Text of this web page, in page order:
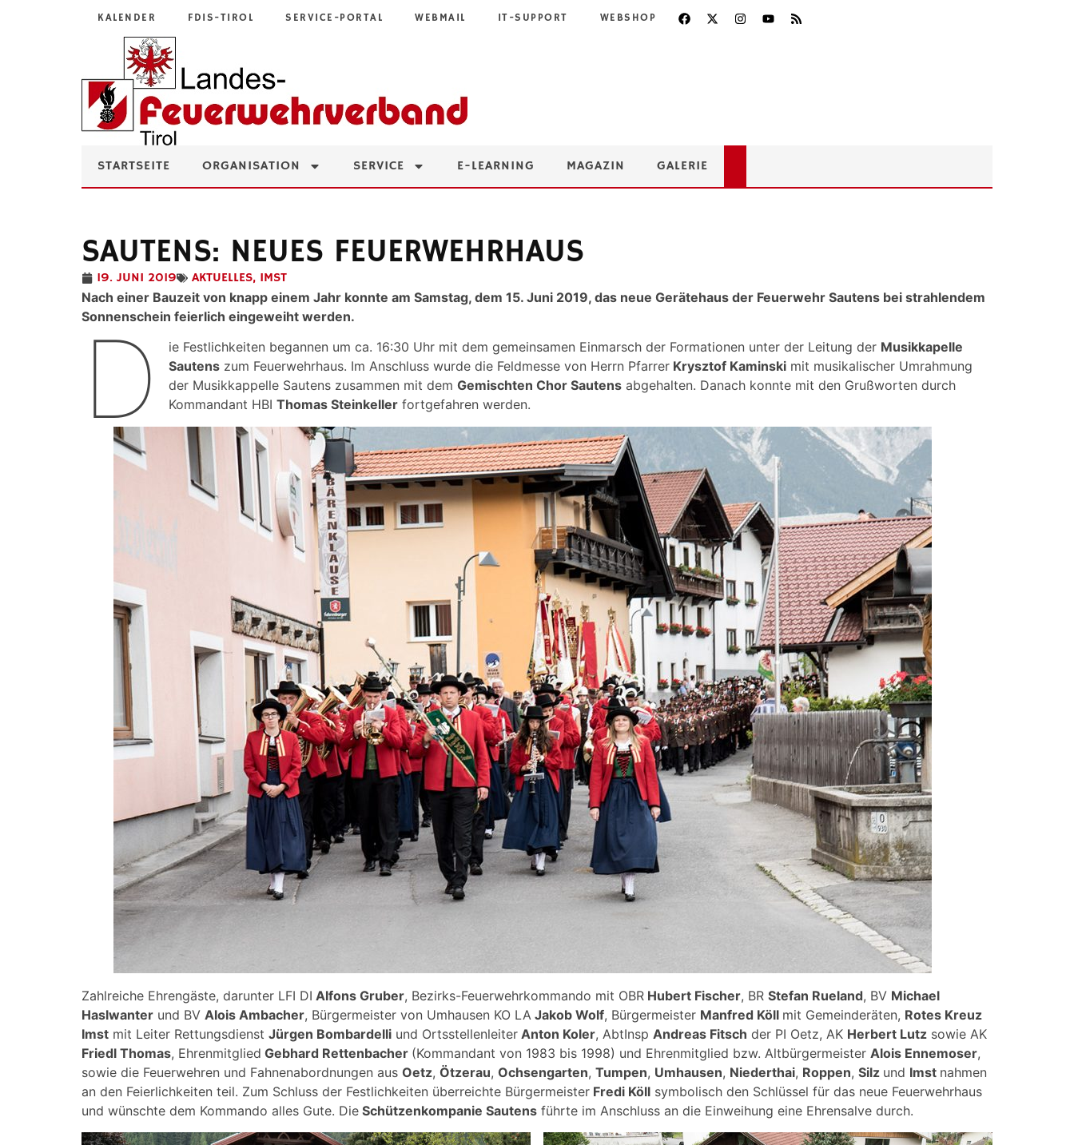
KALENDER FDIS-TIROL SERVICE-PORTAL WEBMAIL IT-SUPPORT WEBSHOP
STARTSEITE ORGANISATION SERVICE E-LEARNING MAGAZIN GALERIE
SAUTENS: NEUES FEUERWEHRHAUS
19. JUNI 2019 AKTUELLES, IMST
Nach einer Bauzeit von knapp einem Jahr konnte am Samstag, dem 15. Juni 2019, das neue Gerätehaus der Feuerwehr Sautens bei strahlendem
Sonnenschein feierlich eingeweiht werden.
D ie Festlichkeiten begannen um ca. 16:30 Uhr mit dem gemeinsamen Einmarsch der Formationen unter der Leitung der Musikkapelle
Sautens zum Feuerwehrhaus. Im Anschluss wurde die Feldmesse von Herrn Pfarrer Krysztof Kaminski mit musikalischer Umrahmung
der Musikkappelle Sautens zusammen mit demGemischten Chor Sautens abgehalten. Danach konnte mit den Grußworten durch
Kommandant HBIThomas Steinkeller fortgefahren werden.
Zahlreiche Ehrengäste, darunter LFI DI Alfons Gruber, Bezirks-Feuerwehrkommando mit OBR Hubert Fischer, BR Stefan Rueland, BV Michael
Haslwanter und BV Alois Ambacher, Bürgermeister von Umhausen KO LA Jakob Wolf, Bürgermeister Manfred Köll mit Gemeinderäten, Rotes Kreuz
Imst mit Leiter Rettungsdienst Jürgen Bombardelli und Ortsstellenleiter Anton Koler, AbtInsp Andreas Fitsch der PI Oetz, AK Herbert Lutz sowie AK
Friedl Thomas, Ehrenmitglied Gebhard Rettenbacher (Kommandant von 1983 bis 1998) und Ehrenmitglied bzw. Altbürgermeister Alois Ennemoser,
sowie die Feuerwehren und Fahnenabordnungen aus Oetz, Ötzerau, Ochsengarten, Tumpen, Umhausen, Niederthai, Roppen, Silz und Imst nahmen
an den Feierlichkeiten teil. Zum Schluss der Festlichkeiten überreichte Bürgermeister Fredi Köll symbolisch den Schlüssel für das neue Feuerwehrhaus
und wünschte dem Kommando alles Gute. Die Schützenkompanie Sautens führte im Anschluss an die Einweihung eine Ehrensalve durch.